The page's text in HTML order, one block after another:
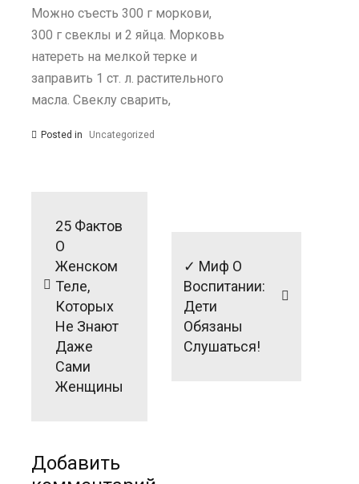
Можно съесть 300 г моркови,
300 г свеклы и 2 яйца. Морковь
натереть на мелкой терке и
заправить 1 ст. л. растительного
масла. Свеклу cварить,
Posted in Uncategorized
записям
25 Фактов
О
Женском
Теле,
Которых
Не Знают
Даже
Сами
Женщины
✓ Миф О
Воспитании:
Дети
Обязаны
Слушаться!
Добавить